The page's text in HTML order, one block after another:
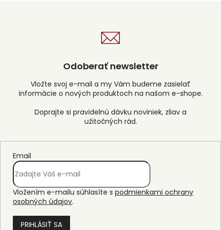
Odoberať newsletter
Vložte svoj e-mail a my Vám budeme zasielať
informácie o nových produktoch na našom e-shope.
Email
Vložením e-mailu súhlasíte s podmienkami ochrany
osobných údajov.
PRIHLÁSIŤ SA